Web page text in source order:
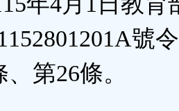
號令
第26條。